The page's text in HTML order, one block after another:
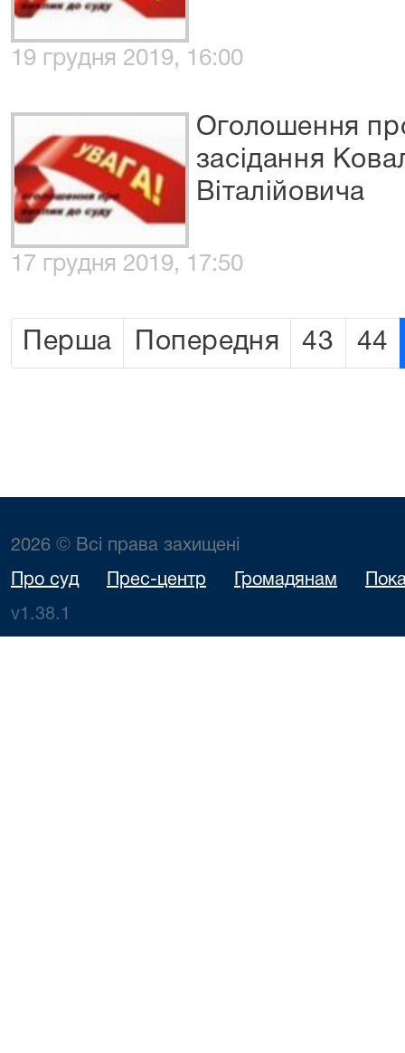
19 грудня 2019, 16:00
Оголошення
засідання
Віталійовича
17 грудня 2019, 17:50
Перша Попередня 43 44
2026 © Всі права захищені
Про суд Прес-центр Громадянам
v1.38.1